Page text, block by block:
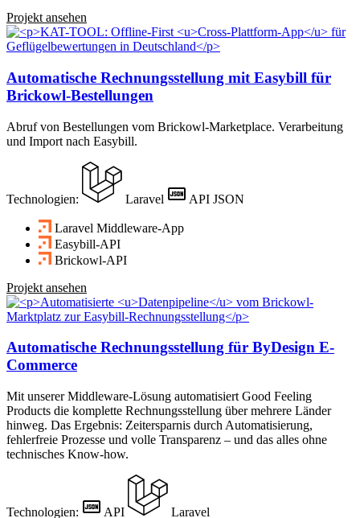
Projekt ansehen
Automatische Rechnungsstellung mit Easybill für
Brickowl-Bestellungen
Abruf von Bestellungen vom Brickowl-Marketplace. Verarbeitung
und Import nach Easybill.
Technologien: Laravel API JSON
Laravel Middleware-App
Easybill-API
Brickowl-API
Projekt ansehen
Automatische Rechnungsstellung für ByDesign E-
Commerce
Mit unserer Middleware-Lösung automatisiert Good Feeling
Products die komplette Rechnungsstellung über mehrere Länder
hinweg. Das Ergebnis: Zeitersparnis durch Automatisierung,
fehlerfreie Prozesse und volle Transparenz – und das alles ohne
technisches Know-how.
Technologien: API Laravel